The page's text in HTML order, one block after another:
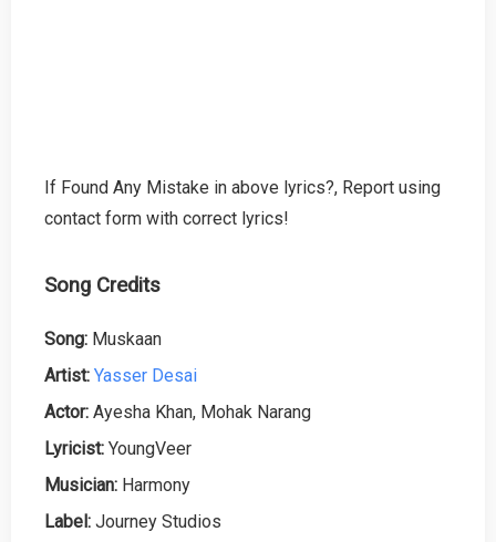
If Found Any Mistake in above lyrics?, Report using
contact form with correct lyrics!
Song Credits
Song: Muskaan
Artist: Yasser Desai
Actor: Ayesha Khan, Mohak Narang
Lyricist: YoungVeer
Musician: Harmony
Label: Journey Studios